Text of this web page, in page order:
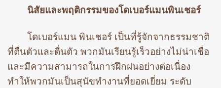
นิสัยและพฤติกรรมของโดเบอร์แมนพินเชอร์
โดเบอร์แมน พินเชอร์ เป็นที่รู้จักจากธรรมชาติ
ที่ตื่นตัวและตื่นตัว พวกมันเรียนรู้เร็วอย่างไม่น่าเชื่อ
และมีความสามารถในการฝึกฝนอย่างต่อเนื่อง
ทำให้พวกมันเป็นสุนัขทำงานที่ยอดเยี่ยม ระดับ